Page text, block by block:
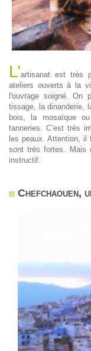
L’artisanat est très
ateliers ouverts à la
l'ouvrage soigné. On
tissage, la dinanderie,
bois, la mosaïque
tanneries. C’est très
les peaux. Attention,
sont très fortes. Mais
instructif.
Chefchaouen,